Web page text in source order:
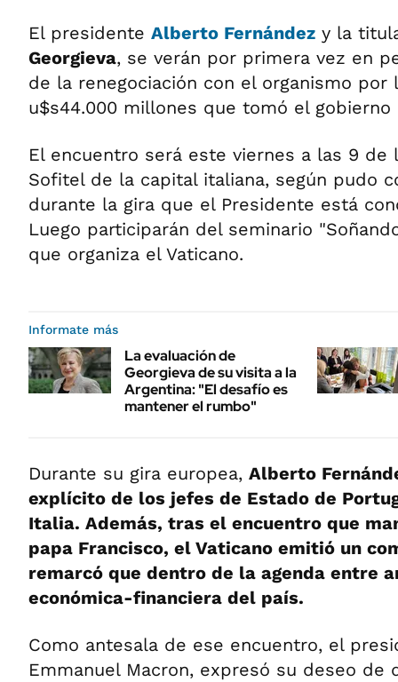
El presidente Alberto Fernández y la
Georgieva, se verán por primera vez en
de la renegociación con el organismo por
u$s44.000 millones que tomó el gobierno
El encuentro será este viernes a las 9 de
Sofitel de la capital italiana, según pudo
durante la gira que el Presidente está
Luego participarán del seminario
que organiza el Vaticano.
Informate más
La evaluación de
Georgieva de su visita a la
Argentina: "El desafío es
mantener el rumbo"
Durante su gira europea, Alberto
explícito de los jefes de Estado de
Italia. Además, tras el encuentro que
papa Francisco, el Vaticano emitió un
remarcó que dentro de la agenda entre
económica-financiera del país.
Como antesala de ese encuentro, el
Emmanuel Macron, expresó su deseo de